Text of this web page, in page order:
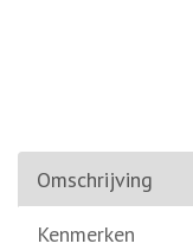
Omschrijving
Kenmerken